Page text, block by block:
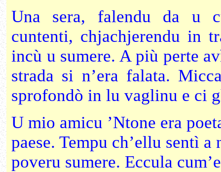
Una sera, falendu da u
cuntenti, chjachjerendu in
incù u sumere. A più perte
strada si n’era falata.
sprofondò in lu vaglinu e ci
U mio amicu ’Ntone era
paese. Tempu ch’ellu sentì
poveru sumere. Eccula